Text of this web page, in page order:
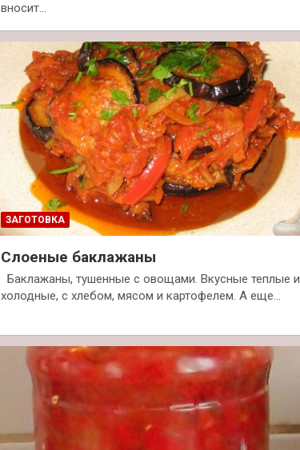
вносит…
ЗАГОТОВКА
Слоеные баклажаны
Баклажаны, тушенные с овощами. Вкусные теплые и
холодные, с хлебом, мясом и картофелем. А еще…